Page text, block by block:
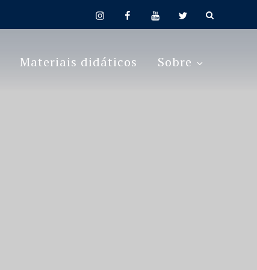
instagramfacebookyoutubetwitter
Materiais didáticos Sobre